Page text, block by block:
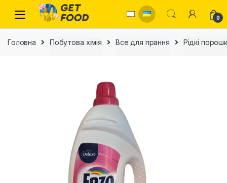
Skip to navigation
Skip to content
0
Головна Побутова хімія Все для прання Рідкі